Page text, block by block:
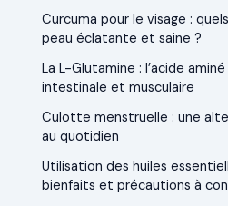
Curcuma pour le visage :
peau éclatante et saine ?
La L-Glutamine : l’acide
intestinale et musculaire
Culotte menstruelle : une
au quotidien
Utilisation des huiles
bienfaits et précautions à